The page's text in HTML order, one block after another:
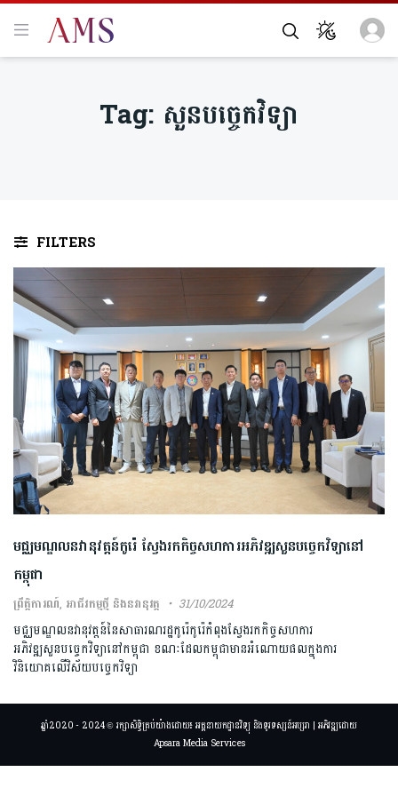
Tag: សួនបច្ចេកវិទ្យា
FILTERS
មជ្ឈមណ្ឌលនវានុវត្តន៍កូរ៉េ ស្វែងរកកិច្ចសហការអភិវឌ្ឍសួនបច្ចេកវិទ្យានៅ
កម្ពុជា
ព្រឹត្តិការណ៍, អាជីវកម្មថ្មី និងនវានុវត្ត 31/10/2024
មជ្ឈមណ្ឌលនវានុវត្តន៍នៃសាធារណរដ្ឋកូរ៉េកូរ៉េកំពុងស្វែងរកកិច្ចសហការ
អភិវឌ្ឍសួនបច្ចេកវិទ្យានៅកម្ពុជា ខណៈដែលកម្ពុជាមានអំណោយផលក្នុងការ
វិនិយោគលើវិស័យបច្ចេកវិទ្យា
ឆ្នាំ2020 - 2024 © រក្សាសិទ្ធិគ្រប់យ៉ាងដោយ៖ អគ្គនាយកដ្ឋានវិទ្យុ និងទូរទស្សន៍អប្សរា | អភិវឌ្ឍដោយ
Apsara Media Services